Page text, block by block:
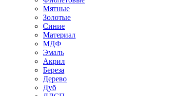
Мятные
Золотые
Синие
Материал
МДФ
Эмаль
Акрил
Береза
Дерево
Дуб